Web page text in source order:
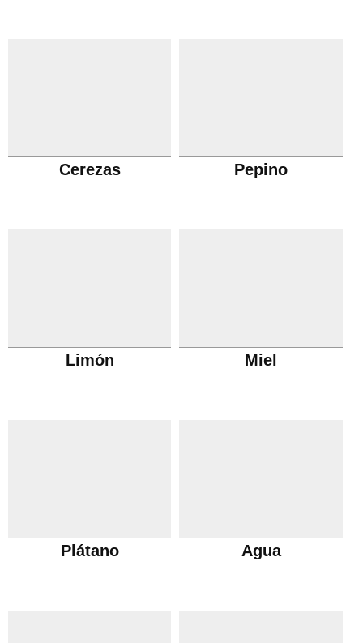
Cerezas Pepino
Limón Miel
Plátano Agua